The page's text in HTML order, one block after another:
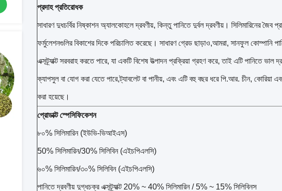
প্রদাহ প্রতিরোধক
সাধারণ দুধচর্বির নিষ্কাশন অ্যালকোহলে দ্রবণীয়, কিন্তু পানিতে দুর্বল দ্রবণীয়। সিলিমারিনের জৈব
ফর্মুলেশনগুলির বিকাশের দিকে পরিচালিত করেছে। সাধারণ গ্রেড ছাড়াও,আমরা, সানফুল কোম্পানি
এক্সট্র্যাক্ট সরবরাহ করতে পারে, যা একটি বিশেষ উত্পাদন প্রক্রিয়া গ্রহণ করে, তাই এটি পানিতে ভাল
ক্যাপসুল বা যোগ করা যেতে পারে,ট্যাবলেট বা পানীয়, এবং এটি বহু বছর ধরে পি.আর. চীন, কোরিয়া
করা হয়েছে।
প্রোডাক্ট স্পেসিফিকেশন
৮০% সিলিমারিন (ইউভি-ভিআইএস)
50% সিলিমারিন/30% সিলিবিন (এইচপিএলসি)
৬০% সিলিমারিন/৩০% সিলিবিন (এইচপিএলসি)
পানিতে দ্রবণীয় দুগ্ধচক্র এক্সট্র্যাক্ট 20% ~ 40% সিলিমারিন / 5% ~ 15% সিলিবিনস